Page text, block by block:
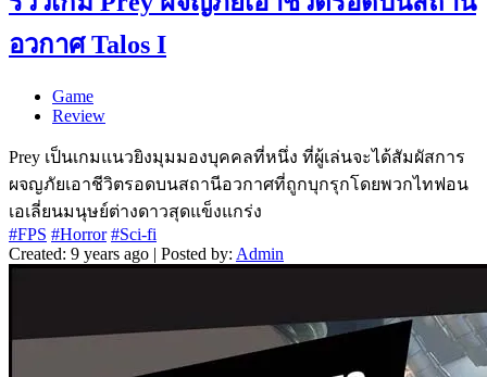
อวกาศ Talos I
Game
Review
Prey เป็นเกมแนวยิงมุมมองบุคคลที่หนึ่ง ที่ผู้เล่นจะได้สัมผัสการ
ผจญภัยเอาชีวิตรอดบนสถานีอวกาศที่ถูกบุกรุกโดยพวกไทฟอน
เอเลี่ยนมนุษย์ต่างดาวสุดแข็งแกร่ง
#FPS #Horror #Sci-fi
Created: 9 years ago | Posted by: Admin